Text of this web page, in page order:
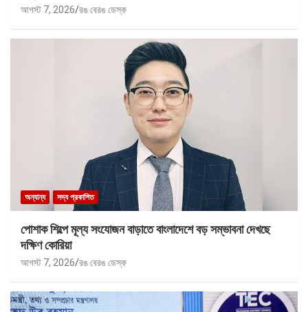
আগস্ট 7, 2026 রঙ বেরঙ ডেস্ক
অন্যান্য সদ্য প্রকাশিত
পোশাক শিল্পে মূল্য সংযোজন বাড়াতে বাংলাদেশে বড় সম্ভাবনা দেখছে
দক্ষিণ কোরিয়া
আগস্ট 7, 2026 রঙ বেরঙ ডেস্ক